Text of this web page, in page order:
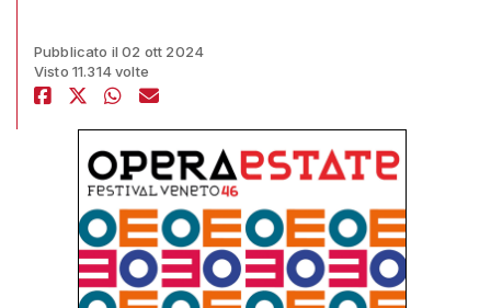
Pubblicato il 02 ott 2024
Visto 11.314 volte